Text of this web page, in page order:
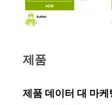
제품
제품 데이터 대 마케